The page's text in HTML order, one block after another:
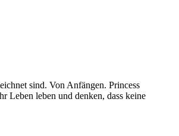
sind. Von Anfängen. Princess
Leben leben und denken, dass keine